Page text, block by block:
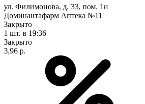
ул. Филимонова, д. 33, пом. 1н
Доминантафарм Аптека №11
Закрыто
1 шт. в 19:36
Закрыто
3,96 р.